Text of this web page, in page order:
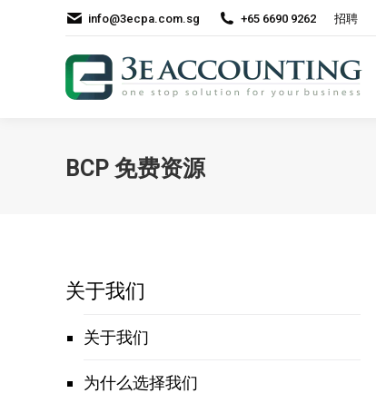
info@3ecpa.com.sg +65 6690 9262 招聘
BCP 免费资源
关于我们
关于我们
为什么选择我们